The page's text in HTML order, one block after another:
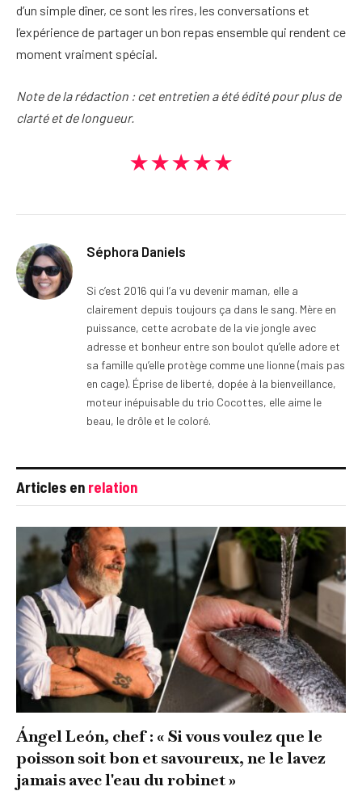
d’un simple dîner, ce sont les rires, les conversations et
l’expérience de partager un bon repas ensemble qui rendent ce
moment vraiment spécial.
Note de la rédaction : cet entretien a été édité pour plus de
clarté et de longueur.
★★★★★
Séphora Daniels
Si c’est 2016 qui l’a vu devenir maman, elle a
clairement depuis toujours ça dans le sang. Mère en
puissance, cette acrobate de la vie jongle avec
adresse et bonheur entre son boulot qu’elle adore et
sa famille qu’elle protège comme une lionne (mais pas
en cage). Éprise de liberté, dopée à la bienveillance,
moteur inépuisable du trio Cocottes, elle aime le
beau, le drôle et le coloré.
Articles en relation
Ángel León, chef : « Si vous voulez que le
poisson soit bon et savoureux, ne le lavez
jamais avec l'eau du robinet »